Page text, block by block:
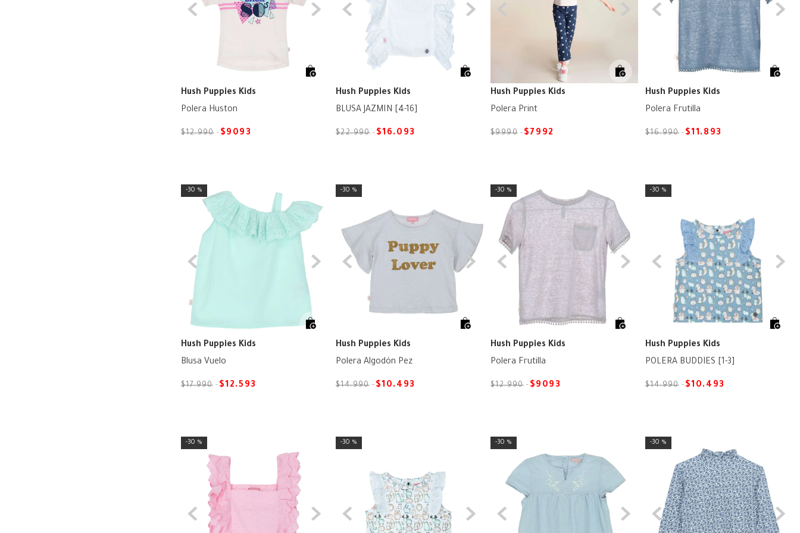
Hush Puppies Kids
Polera Huston
$12.990 $9093
Hush Puppies Kids
BLUSA JAZMÍN [4-16]
$22.990 $16. 093
Hush Puppies Kids
Polera Print
$9990 $7992
Hush Puppies Kids
Polera Frutilla
$16.990 $11. 893
30 %
Hush Puppies Kids
Blusa Vuelo
$17.990 $12.593
30 %
Hush Puppies Kids
Polera Algodón Pez
$14.990 $10. 493
30 %
Hush Puppies Kids
Polera Frutilla
$12.990 $9093
30 %
Hush Puppies Kids
POLERA BUDDIES [1-3]
$14.990 $10. 493
30 % 30 % 30 % 30 %